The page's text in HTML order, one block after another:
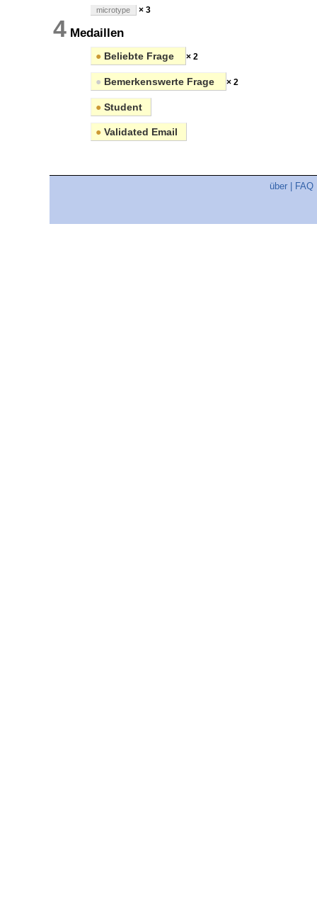
microtype × 3
4 Medaillen
● Beliebte Frage × 2
● Bemerkenswerte Frage × 2
● Student
● Validated Email
über FAQ